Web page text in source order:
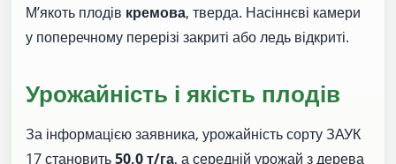
М’якоть плодів кремова, тверда. Насіннєві камери
у поперечному перерізі закриті або ледь відкриті.
Урожайність і якість плодів
За інформацією заявника, урожайність сорту ЗАУК
17 становить50,0 т/га, а середній урожай з дерева